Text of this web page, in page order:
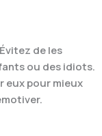
de les
ou des idiots.
eux pour mieux